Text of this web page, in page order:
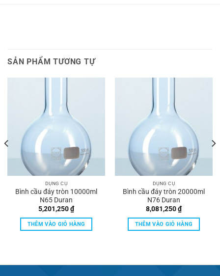
SẢN PHẨM TƯƠNG TỰ
DỤNG CỤ
Bình cầu đáy tròn 10000ml
N65 Duran
5,201,250₫
THÊM VÀO GIỎ HÀNG
DỤNG CỤ
Bình cầu đáy tròn 20000ml
N76 Duran
8,081,250₫
THÊM VÀO GIỎ HÀNG